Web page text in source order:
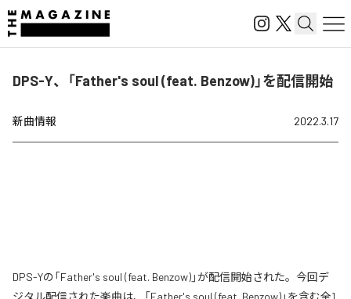
DPS-Y、「Father's soul (feat. Benzow)」を配信開始
新曲情報 2022.3.17
DPS-Yの「Father's soul (feat. Benzow)」が配信開始された。今回デ
ジタル配信された楽曲は、「Father's soul (feat. Benzow)」を含む全1